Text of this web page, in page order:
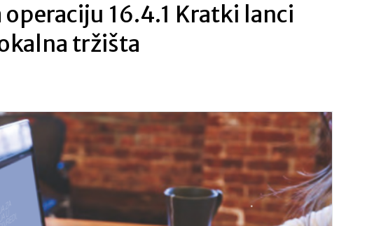
16.4.1 Kratki lanci
tržišta